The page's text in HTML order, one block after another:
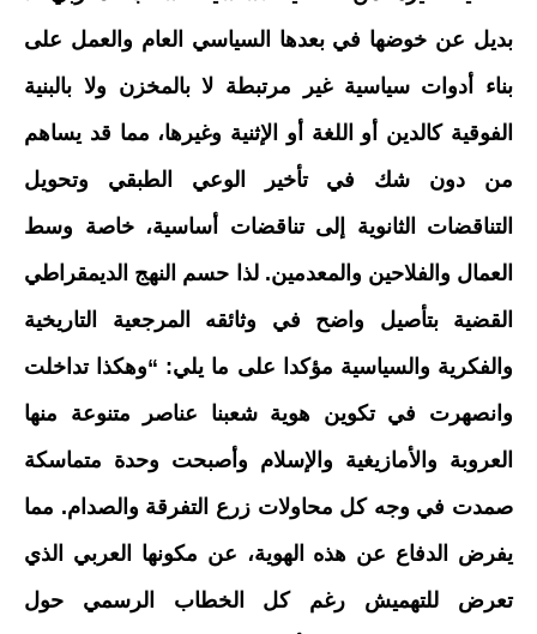
بديل عن خوضها في بعدها السياسي العام والعمل على
بناء أدوات سياسية غير مرتبطة لا بالمخزن ولا بالبنية
الفوقية كالدين أو اللغة أو الإثنية وغيرها، مما قد يساهم
من دون شك في تأخير الوعي الطبقي وتحويل
التناقضات الثانوية إلى تناقضات أساسية، خاصة وسط
العمال والفلاحين والمعدمين. لذا حسم النهج الديمقراطي
القضية بتأصيل واضح في وثائقه المرجعية التاريخية
والفكرية والسياسية مؤكدا على ما يلي: “وهكذا تداخلت
وانصهرت في تكوين هوية شعبنا عناصر متنوعة منها
العروبة والأمازيغية والإسلام وأصبحت وحدة متماسكة
صمدت في وجه كل محاولات زرع التفرقة والصدام. مما
يفرض الدفاع عن هذه الهوية، عن مكونها العربي الذي
تعرض للتهميش رغم كل الخطاب الرسمي حول